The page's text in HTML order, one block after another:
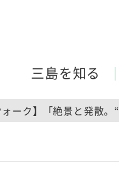
三島を知る
ォーク】「絶景と発散。